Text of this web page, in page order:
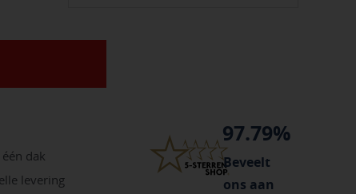
dak
levering
97.79%
Beveelt
ons aan